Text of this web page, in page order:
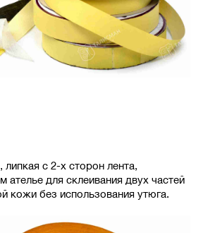
с 2-х сторон лента,
ателье для склеивания двух частей
кожи без использования утюга.